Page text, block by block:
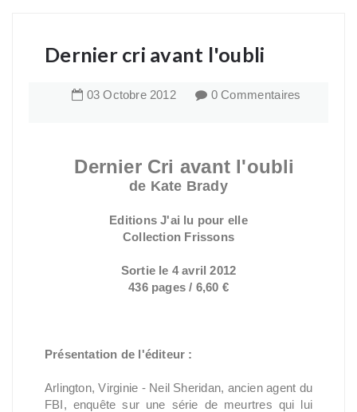
Dernier cri avant l'oubli
03 Octobre 2012 0 Commentaires
Dernier Cri avant l'oubli
de Kate Brady
Editions J'ai lu pour elle
Collection Frissons
Sortie le 4 avril 2012
436 pages / 6,60 €
Présentation de l'éditeur :
Arlington, Virginie - Neil Sheridan, ancien agent du
FBI, enquête sur une série de meurtres qui lui